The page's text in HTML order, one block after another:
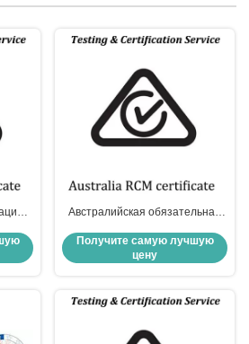
22:
Австралийская обязательная
RCM, включая SAA и C-TICK
Получите самую лучшую
цену